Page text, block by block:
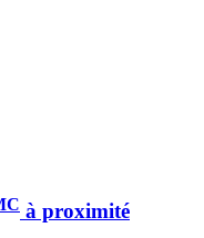
à proximité